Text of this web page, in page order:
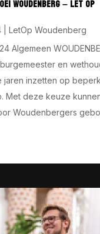
WOUDENBERG – LET OP
| LetOp Woudenberg
Algemeen
en
jaren inzetten op
Met deze keuze
Woudenbergers